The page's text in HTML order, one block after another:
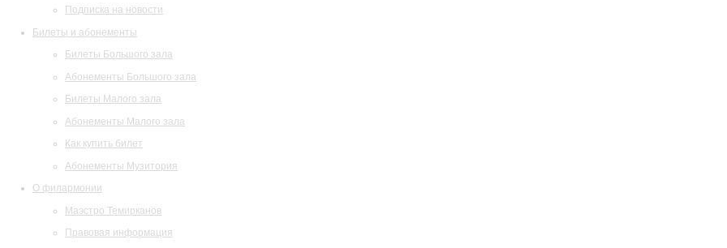
Подписка на новости
Билеты и абонементы
Билеты Большого зала
Абонементы Большого зала
Билеты Малого зала
Абонементы Малого зала
Как купить билет
Абонементы Музитория
О филармонии
Маэстро Темирканов
Правовая информация